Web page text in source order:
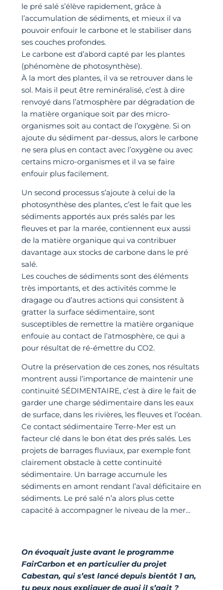
le pré salé s’élève rapidement, grâce à
l’accumulation de sédiments, et mieux il va
pouvoir enfouir le carbone et le stabiliser dans
ses couches profondes.
Le carbone est d’abord capté par les plantes
(phénomène de photosynthèse).
À la mort des plantes, il va se retrouver dans le
sol. Mais il peut être reminéralisé, c’est à dire
renvoyé dans l’atmosphère par dégradation de
la matière organique soit par des micro-
organismes soit au contact de l’oxygène. Si on
ajoute du sédiment par-dessus, alors le carbone
ne sera plus en contact avec l’oxygène ou avec
certains micro-organismes et il va se faire
enfouir plus facilement.
Un second processus s’ajoute à celui de la
photosynthèse des plantes, c’est le fait que les
sédiments apportés aux prés salés par les
fleuves et par la marée, contiennent eux aussi
de la matière organique qui va contribuer
davantage aux stocks de carbone dans le pré
salé.
Les couches de sédiments sont des éléments
très importants, et des activités comme le
dragage ou d’autres actions qui consistent à
gratter la surface sédimentaire, sont
susceptibles de remettre la matière organique
enfouie au contact de l’atmosphère, ce qui a
pour résultat de ré-émettre du CO2.
Outre la préservation de ces zones, nos résultats
montrent aussi l’importance de maintenir une
continuité SÉDIMENTAIRE, c’est à dire le fait de
garder une charge sédimentaire dans les eaux
de surface, dans les rivières, les fleuves et l’océan.
Ce contact sédimentaire Terre-Mer est un
facteur clé dans le bon état des prés salés. Les
projets de barrages fluviaux, par exemple font
clairement obstacle à cette continuité
sédimentaire. Un barrage accumule les
sédiments en amont rendant l’aval déficitaire en
sédiments. Le pré salé n’a alors plus cette
capacité à accompagner le niveau de la mer…
On évoquait juste avant le programme
FairCarbon et en particulier du projet
Cabestan, qui s’est lancé depuis bientôt 1 an,
tu peux nous expliquer de quoi il s’agit ?